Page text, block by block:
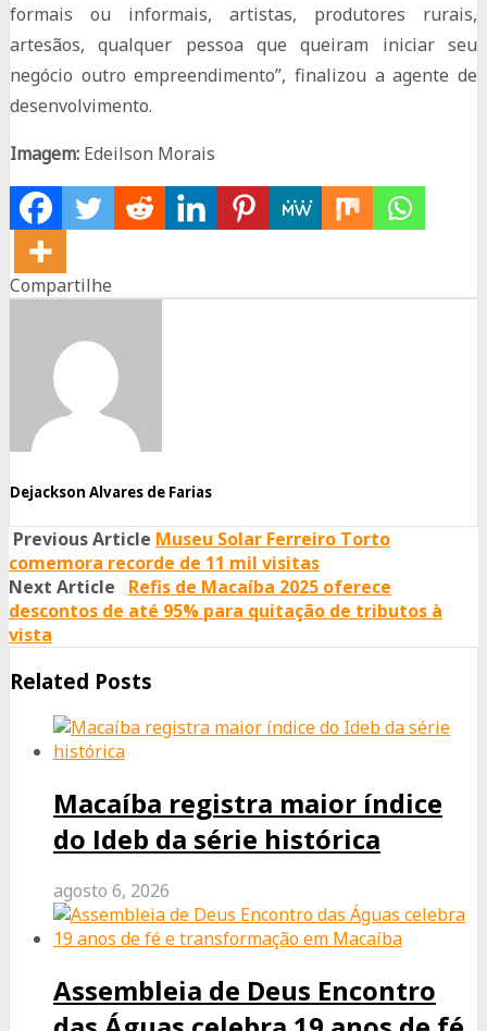
formais ou informais, artistas, produtores rurais,
artesãos, qualquer pessoa que queiram iniciar seu
negócio outro empreendimento”, finalizou a agente de
desenvolvimento.
Imagem: Edeilson Morais
Compartilhe
Facebook
Twitter
Whatsapp
Dejackson Alvares de Farias
Previous Article Museu Solar Ferreiro Torto
comemora recorde de 11 mil visitas
Next Article
Refis de Macaíba 2025 oferece
descontos de até 95% para quitação de tributos à
vista
Related Posts
Macaíba registra maior índice
do Ideb da série histórica
agosto 6, 2026
Assembleia de Deus Encontro